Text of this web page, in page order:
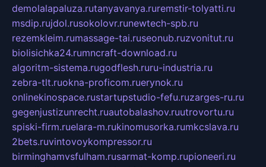
demolalapaluza.rutanyavanya.ruremstir-tolyatti.ru
msdip.rujdol.rusokolovr.runewtech-spb.ru
rezemkleim.rumassage-tai.ruseonub.ruzvonitut.ru
biolisichka24.rumncraft-download.ru
algoritm-sistema.rugodflesh.ruru-industria.ru
zebra-tlt.ruokna-proficom.ruerynok.ru
onlinekinospace.rustartupstudio-fefu.ruzarges-ru.ru
gegenjustizunrecht.ruautobalashov.ruutrovortu.ru
spiski-firm.ruelara-m.rukinomusorka.rumkcslava.ru
2bets.ruvintovoykompressor.ru
birminghamvsfulham.rusarmat-komp.rupioneeri.ru